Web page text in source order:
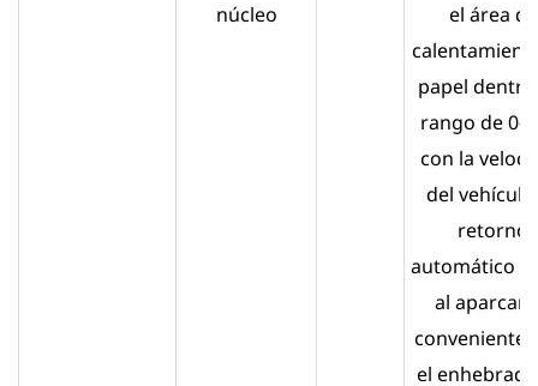
núcleo
el área de
papel
rango de 0-
con la
del
retorno
automático a
al aparcar
conveniente
el